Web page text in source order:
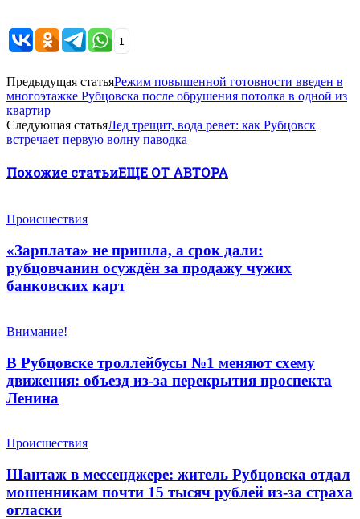
1
Предыдущая статьяРежим повышенной готовности введен в
многоэтажке Рубцовска после обрушения потолка в одной из
квартир
Следующая статьяЛед трещит, вода ревет: как Рубцовск
встречает первую волну паводка
Похожие статьиЕЩЕ ОТ АВТОРА
Происшествия
«Зарплата» не пришла, а срок дали:
рубцовчанин осуждён за продажу чужих
банковских карт
Внимание!
В Рубцовске троллейбусы №1 меняют схему
движения: объезд из-за перекрытия проспекта
Ленина
Происшествия
Шантаж в мессенджере: житель Рубцовска отдал
мошенникам почти 15 тысяч рублей из-за страха
огласки